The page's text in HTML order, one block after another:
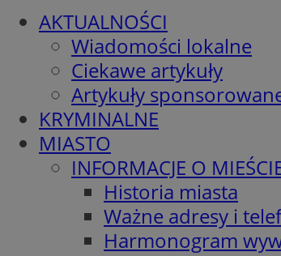
AKTUALNOŚCI
Wiadomości lokalne
Ciekawe artykuły
Artykuły
KRYMINALNE
MIASTO
INFORMACJE O
Historia miasta
Ważne adresy i
Harmonogram